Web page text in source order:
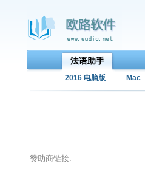
法语助手
2016 电脑版 Mac
赞助商链接: